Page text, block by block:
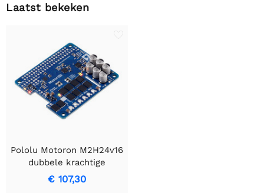
Laatst bekeken
Pololu Motoron M2H24v16
dubbele krachtige
motorcontroller voor
Raspberry Pi (geen
€ 107,30